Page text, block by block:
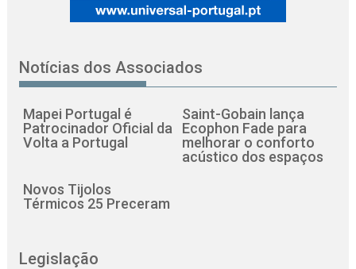
Notícias dos Associados
Mapei Portugal é
Patrocinador Oficial da
Volta a Portugal
Saint-Gobain lança
Ecophon Fade para
melhorar o conforto
acústico dos espaços
Novos Tijolos
Térmicos 25 Preceram
Legislação